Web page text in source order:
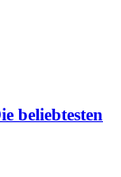
beliebtesten